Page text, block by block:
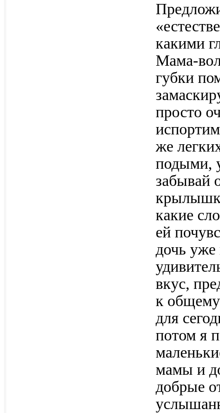
какими
Мама-
губки
просто
же
подыми,
забывай
какие
ей
дочь уже
вкус,
к
для
потом я
мамы и
добрые